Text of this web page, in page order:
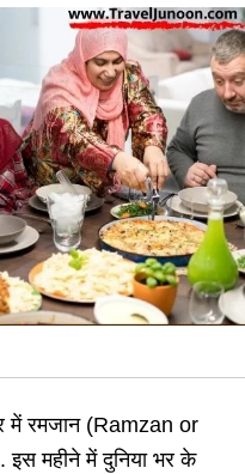
में रमजान (Ramzan or
इस महीने में दुनिया भर के